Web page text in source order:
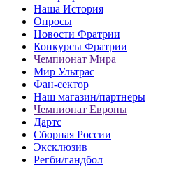
Наша История
Опросы
Новости Фратрии
Конкурсы Фратрии
Чемпионат Мира
Мир Ультрас
Фан-cектор
Наш магазин/партнеры
Чемпионат Европы
Дартс
Сборная России
Эксклюзив
Регби/гандбол